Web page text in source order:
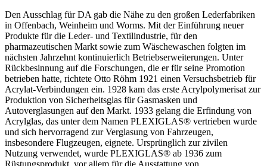
Den Ausschlag für DA gab die Nähe zu den großen Lederfabriken
in Offenbach, Weinheim und Worms. Mit der Einführung neuer
Produkte für die Leder- und Textilindustrie, für den
pharmazeutischen Markt sowie zum Wäschewaschen folgten im
nächsten Jahrzehnt kontinuierlich Betriebserweiterungen. Unter
Rückbesinnung auf die Forschungen, die er für seine Promotion
betrieben hatte, richtete Otto Röhm 1921 einen Versuchsbetrieb für
Acrylat-Verbindungen ein. 1928 kam das erste Acrylpolymerisat zur
Produktion von Sicherheitsglas für Gasmasken und
Autoverglasungen auf den Markt. 1933 gelang die Erfindung von
Acrylglas, das unter dem Namen PLEXIGLAS® vertrieben wurde
und sich hervorragend zur Verglasung von Fahrzeugen,
insbesondere Flugzeugen, eignete. Ursprünglich zur zivilen
Nutzung verwendet, wurde PLEXIGLAS® ab 1936 zum
Rüstungsprodukt, vor allem für die Ausstattung von